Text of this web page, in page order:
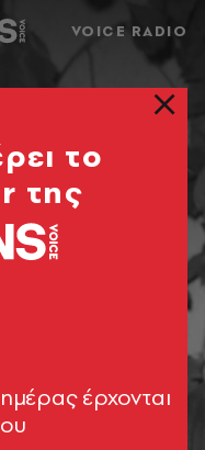
VOICE RADIO
το
της
έρχονται